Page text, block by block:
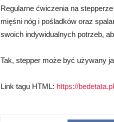
Regularne ćwiczenia na
mięśni nóg i pośladków oraz
swoich indywidualnych potrzeb,
Tak, stepper może być używany
Link tagu HTML: https://